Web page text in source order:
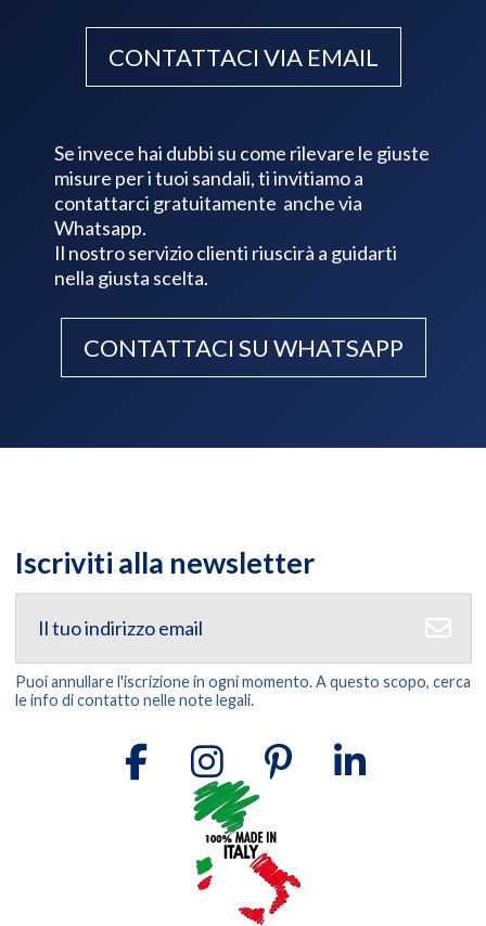
CONTATTACI VIA EMAIL
Se invece hai dubbi su come rilevare le giuste
misure per i tuoi sandali, ti invitiamo a
contattarci gratuitamente anche via
Whatsapp.
Il nostro servizio clienti riuscirà a guidarti
nella giusta scelta.
CONTATTACI SU WHATSAPP
Iscriviti alla newsletter
Puoi annullare l'iscrizione in ogni momento. A questo scopo, cerca
le info di contatto nelle note legali.